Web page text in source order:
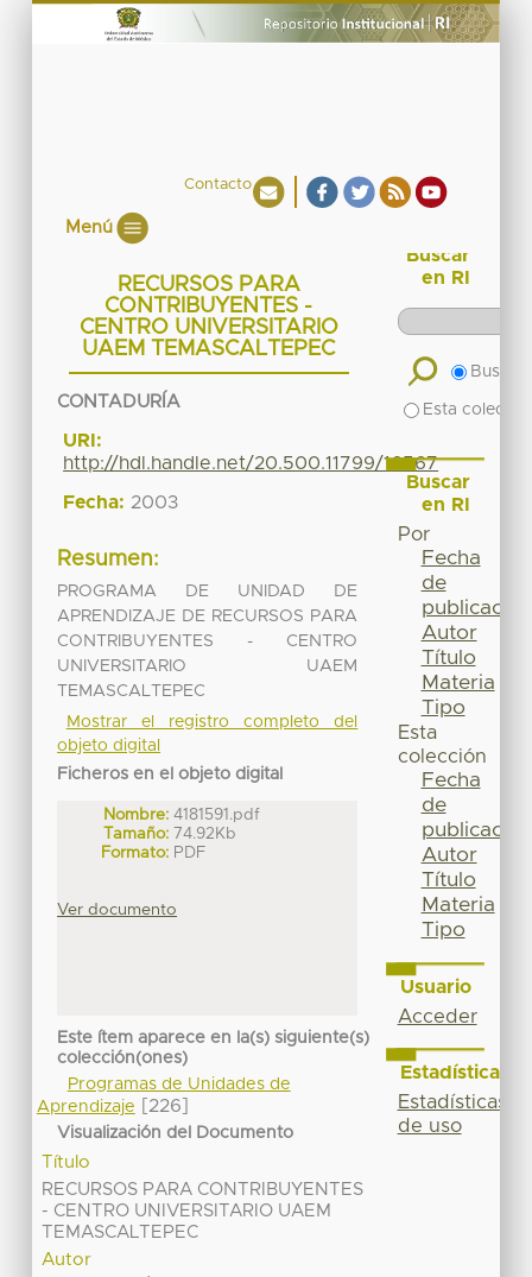
Contacto
Menú
RECURSOS PARA
CONTRIBUYENTES -
CENTRO UNIVERSITARIO
UAEM TEMASCALTEPEC
CONTADURÍA
URI:
http://hdl.handle.net/20.500.11799/16567
Fecha: 2003
Resumen:
PROGRAMA DE UNIDAD DE
APRENDIZAJE DE RECURSOS PARA
CONTRIBUYENTES - CENTRO
UNIVERSITARIO UAEM
TEMASCALTEPEC
Mostrar el registro completo del
objeto digital
Ficheros en el objeto digital
Nombre: 4181591.pdf
Tamaño: 74.92Kb
Formato: PDF
Ver documento
Este ítem aparece en la(s) siguiente(s)
colección(ones)
Programas de Unidades de
Aprendizaje
[226]
Visualización del Documento
Título
RECURSOS PARA CONTRIBUYENTES
- CENTRO UNIVERSITARIO UAEM
TEMASCALTEPEC
Autor
Buscar
en RI
Buscar
Esta
Buscar
en RI
Por
Fecha
de
publicación
Autor
Título
Materia
Tipo
Esta
colección
Fecha
de
publicación
Autor
Título
Materia
Tipo
Usuario
Acceder
Estadísticas
Estadísticas
de uso